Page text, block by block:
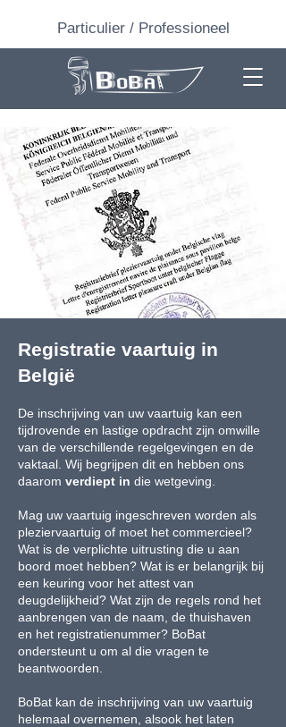
Particulier/ Professioneel
Registratie vaartuig in
België
De inschrijving van uw vaartuig kan een
tijdrovende en lastige opdracht zijn omwille
van de verschillende regelgevingen en de
vaktaal. Wij begrijpen dit en hebben ons
daarom verdiept in die wetgeving.
Mag uw vaartuig ingeschreven worden als
pleziervaartuig of moet het commercieel?
Wat is de verplichte uitrusting die u aan
boord moet hebben? Wat is er belangrijk bij
een keuring voor het attest van
deugdelijkheid? Wat zijn de regels rond het
aanbrengen van de naam, de thuishaven
en het registratienummer? BoBat
ondersteunt u om al die vragen te
beantwoorden.
BoBat kan de inschrijving van uw vaartuig
helemaal overnemen, alsook het laten